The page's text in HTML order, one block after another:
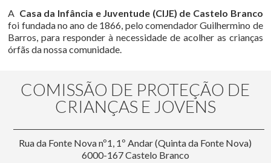
A Casa da Infância e Juventude (CIJE) de Castelo Branco
foi fundada no ano de 1866, pelo comendador Guilhermino de
Barros, para responder à necessidade de acolher as crianças
órfãs da nossa comunidade.
COMISSÃO DE PROTEÇÃO DE
CRIANÇAS E JOVENS
Rua da Fonte Nova nº1, 1º Andar (Quinta da Fonte Nova)
6000-167 Castelo Branco